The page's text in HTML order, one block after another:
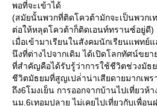
พอที่จะเข้าได้
(สมัยนั้นพวกที่ติดโควต้ามักจะเป็นพวกเ
ต่อให้หลุดโควต้าก็ติดเอนท์ทรานซ์อยู่ดี)
เมื่อเข้ามาเรียนในสังคมนักเรียนแพทย์
นึงที่ต่างไปจากเดิม ได้เปิดโลกทัศน์ขยา
ที่สำคัญคือได้รับรู้ว่าการใช้ชีวิตช่วงมัธ
ชีวิตมัธยมที่สูญเปล่่าน่าเสียดายมากเพ
ถึง6โมงเย็น การออกจากบ้านไปเที่ยวห้
นม.6เทอมปลาย ไม่เคยไปเที่ยวกับเพื่อน